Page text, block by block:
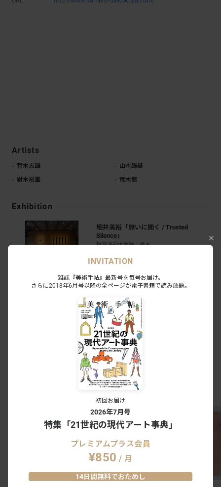
Artists
菅木志雄
山本雄基
對木裕里
荒木悠
Exhibition
細井美裕「無いに聞く / Trusted
Silence」
板室温泉大黒屋｜栃木
会期終了
山本雄基展
2025.05.09 - 06.02
会期終了
宮林妃奈子「うみの背なか」
板室温泉 大黒屋｜栃木
2024.11.01 - 12.01
INVITATION
雑誌『美術手帖』最新号を毎号お届け。
さらに2018年6月号以降の全ページが電子書籍で読み放題。
初回お届け
2026年7月号
特集「21世紀の現代アート事典」
プレミアムプラス会員
¥850 / 月
14日間無料でおためし